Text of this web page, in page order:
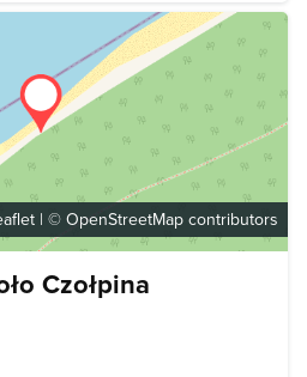
| © OpenStreetMap contributors
Czołpina